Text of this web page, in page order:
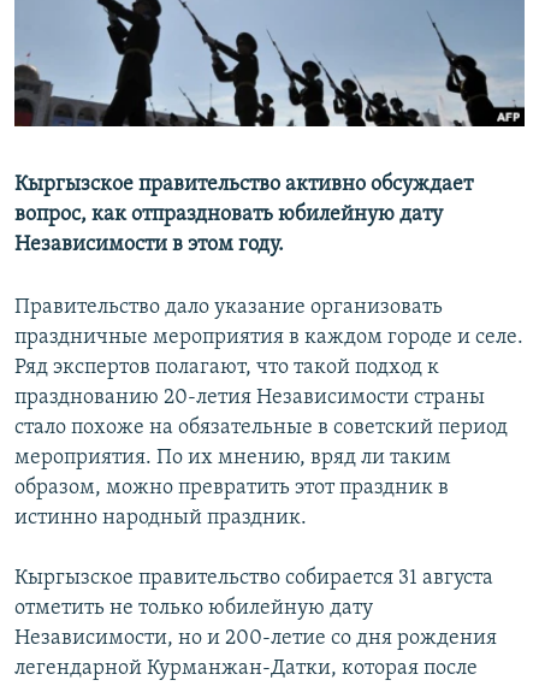
Кыргызское правительство активно обсуждает
вопрос, как отпраздновать юбилейную дату
Независимости в этом году.
Правительство дало указание организовать
праздничные мероприятия в каждом городе и селе.
Ряд экспертов полагают, что такой подход к
празднованию 20-летия Независимости страны
стало похоже на обязательные в советский период
мероприятия. По их мнению, вряд ли таким
образом, можно превратить этот праздник в
истинно народный праздник.
Кыргызское правительство собирается 31 августа
отметить не только юбилейную дату
Независимости, но и 200-летие со дня рождения
легендарной Курманжан-Датки, которая после